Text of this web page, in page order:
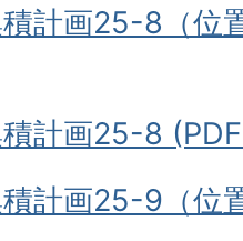
計画25-8（位
計画25-8
計画25-9（位